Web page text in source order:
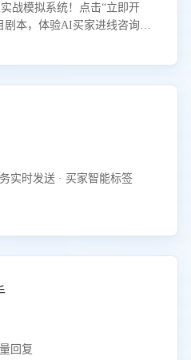
战模拟系统！点击“立即开
剧本，体验AI买家进线咨询真
实时发送 · 买家智能标签
回复